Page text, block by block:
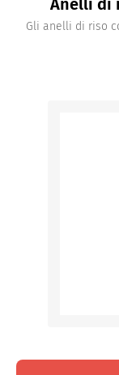
Anelli di
Gli anelli di riso